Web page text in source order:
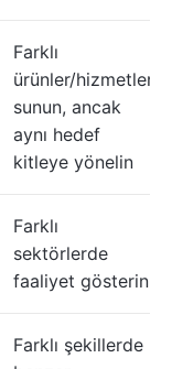
Farklı
ürünler/hizmetler
sunun, ancak
aynı hedef
kitleye yönelin
Farklı
sektörlerde
faaliyet gösterin
Farklı şekillerde